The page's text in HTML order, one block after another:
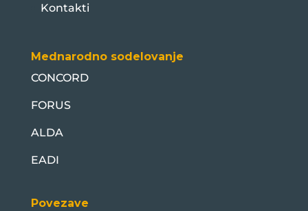
Kontakti
Mednarodno sodelovanje
CONCORD
FORUS
ALDA
EADI
Povezave